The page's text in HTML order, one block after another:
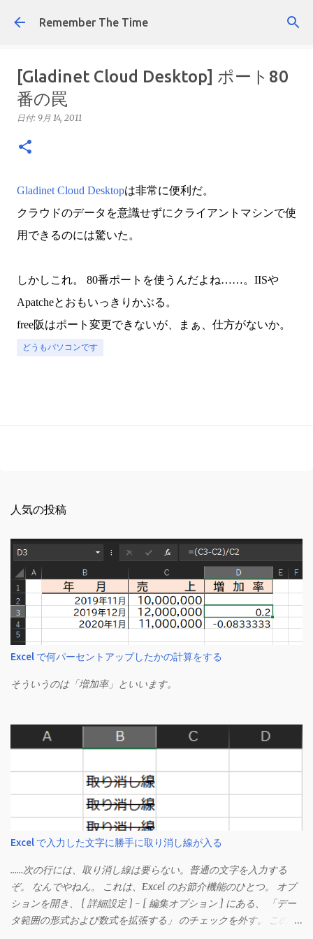
スキップしてメイン コンテンツに移動
Remember The Time
[Gladinet Cloud Desktop] ポート80
番の罠
日付: 9月 14, 2011
Gladinet Cloud Desktopは非常に便利だ。
クラウドのデータを意識せずにクライアントマシンで使
用できるのには驚いた。
しかしこれ。 80番ポートを使うんだよね……。IISや
Apatcheとおもいっきりかぶる。
free阪はポート変更できないが、まぁ、仕方がないか。
どうもパソコンです
人気の投稿
Excel で何パーセントアップしたかの計算をする
そういうのは「増加率」といいます。
Excel で入力した文字に勝手に取り消し線が入る
……次の行には、取り消し線は要らない。普通の文字を入力する
ぞ。 なんでやねん。 これは、Excel のお節介機能のひとつ。 オプ
ションを開き、 [ 詳細設定 ] - [ 編集オプション ] にある、 「デー
タ範囲の形式および数式を拡張する」 のチェックを外す。 この機